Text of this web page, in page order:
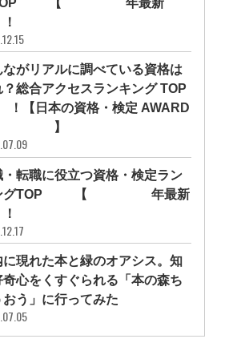
ながリアルに調べている資格は
？総合アクセスランキング TOP
【日本の資格・検定 AWARD
】
・転職に役立つ資格・検定ラン
グTOP30【2026年最新
に現れた本と緑のオアシス。知
奇心をくすぐられる「本の森ち
おう」に行ってみた